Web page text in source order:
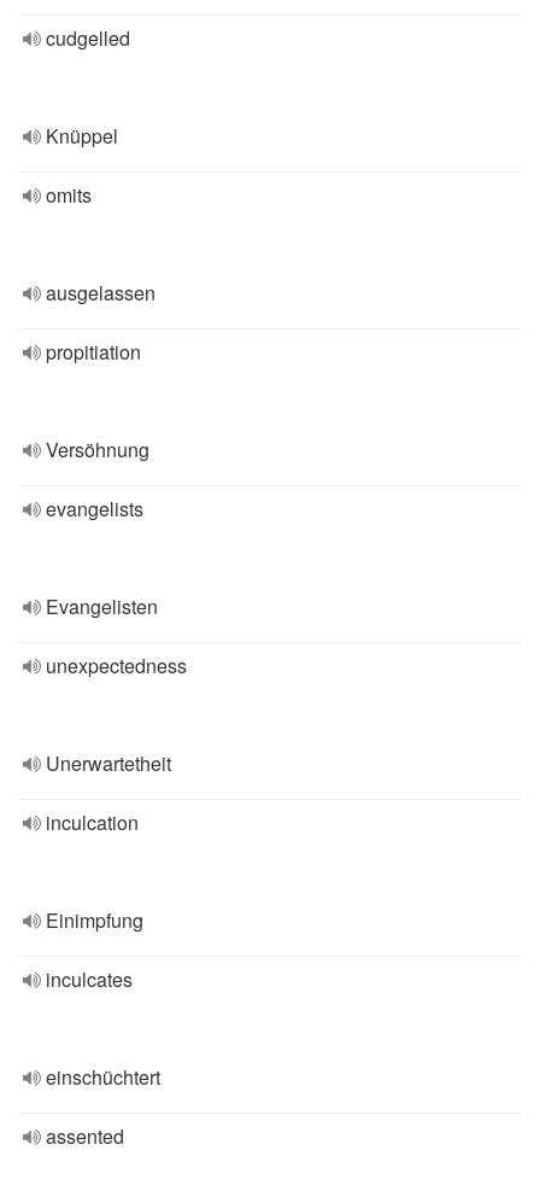
cudgelled
Knüppel
omits
ausgelassen
propitiation
Versöhnung
evangelists
Evangelisten
unexpectedness
Unerwartetheit
inculcation
Einimpfung
inculcates
einschüchtert
assented